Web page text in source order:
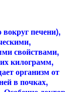
печени),
свойствами,
килограмм,
организм от
в почках,